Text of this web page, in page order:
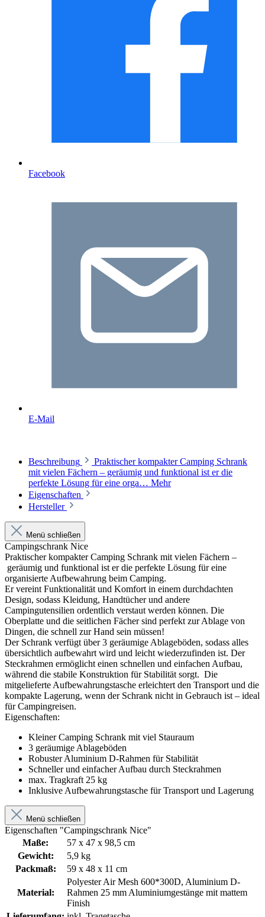
Facebook
E-Mail
Beschreibung
Praktischer kompakter Camping Schrank
mit vielen Fächern – geräumig und funktional ist er die
perfekte Lösung für eine orga… Mehr
Eigenschaften
Hersteller
Menü schließen
Campingschrank Nice
Praktischer kompakter Camping Schrank mit vielen Fächern –
geräumig und funktional ist er die perfekte Lösung für eine
organisierte Aufbewahrung beim Camping.
Er vereint Funktionalität und Komfort in einem durchdachten
Design, sodass Kleidung, Handtücher und andere
Campingutensilien ordentlich verstaut werden können. Die
Oberplatte und die seitlichen Fächer sind perfekt zur Ablage von
Dingen, die schnell zur Hand sein müssen!
Der Schrank verfügt über 3 geräumige Ablageböden, sodass alles
übersichtlich aufbewahrt wird und leicht wiederzufinden ist. Der
Steckrahmen ermöglicht einen schnellen und einfachen Aufbau,
während die stabile Konstruktion für Stabilität sorgt. Die
mitgelieferte Aufbewahrungstasche erleichtert den Transport und die
kompakte Lagerung, wenn der Schrank nicht in Gebrauch ist – ideal
für Campingreisen.
Eigenschaften:
Kleiner Camping Schrank mit viel Stauraum
3 geräumige Ablageböden
Robuster Aluminium D-Rahmen für Stabilität
Schneller und einfacher Aufbau durch Steckrahmen
max. Tragkraft 25 kg
Inklusive Aufbewahrungstasche für Transport und Lagerung
Menü schließen
Eigenschaften "Campingschrank Nice"
Maße:
57 x 47 x 98,5 cm
Gewicht:
5,9 kg
Packmaß:
59 x 48 x 11 cm
Material:
Polyester Air Mesh 600*300D, Aluminium D-
Rahmen 25 mm Aluminiumgestänge mit mattem
Finish